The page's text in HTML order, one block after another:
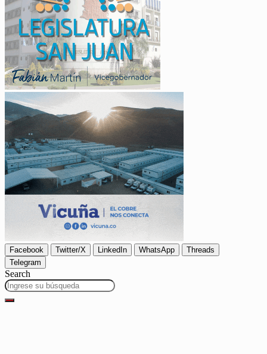
Facebook Twitter/X LinkedIn WhatsApp
Threads
Telegram
Search